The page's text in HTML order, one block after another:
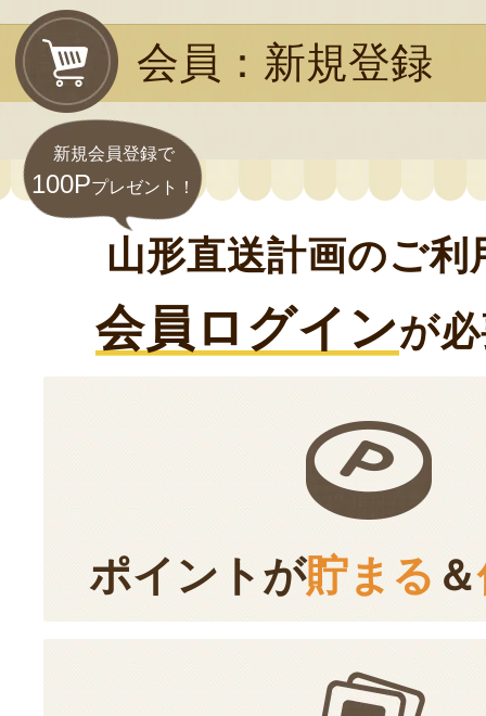
会員：新規登録
新規会員登録で
100Pプレゼント！
山形直送計画のご利
会員ログインが
ポイントが貯まる ＆